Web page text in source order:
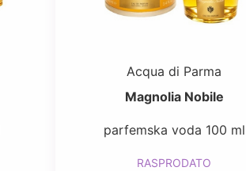
Acqua di Parma
Magnolia Nobile
parfemska voda 100 ml
RASPRODATO